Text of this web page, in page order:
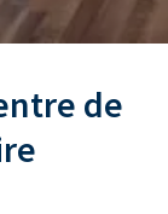
de